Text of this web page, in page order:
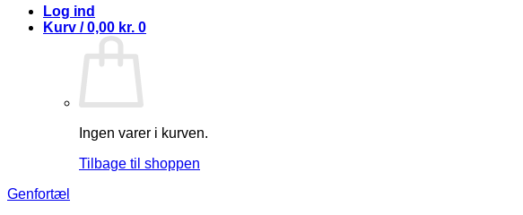
Log ind
Kurv /0,00 kr. 0
Ingen varer i kurven.
Tilbage til shoppen
Genfortæl